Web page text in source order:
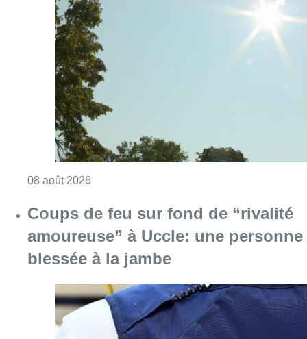
Coups de feu sur fond de “rivalité
amoureuse” à Uccle: une personne
blessée à la jambe
08 août 2026 Consulter l'article "Coups de feu sur fond